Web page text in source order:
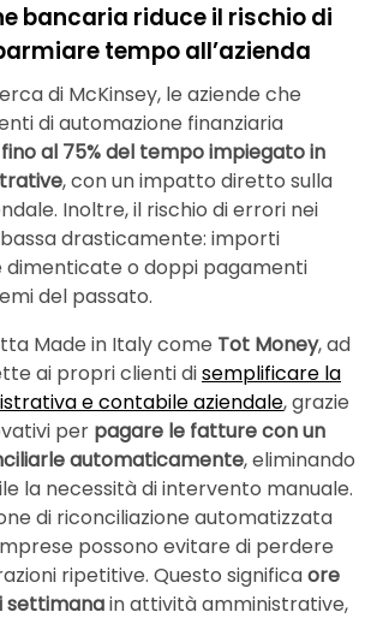
bancaria riduce il rischio di
tempo all’azienda
di McKinsey, le aziende che
di automazione finanziaria
al 75% del tempo impiegato in
, con un impatto diretto sulla
Inoltre, il rischio di errori nei
drasticamente: importi
dimenticate o doppi pagamenti
del passato.
Made in Italy come Tot Money, ad
ai propri clienti disemplificare la
e contabile aziendale, grazie
per pagare le fatture con un
automaticamente, eliminando
la necessità di intervento manuale.
di riconciliazione automatizzata
possono evitare di perdere
ripetitive. Questo significaore
settimanain attività amministrative,